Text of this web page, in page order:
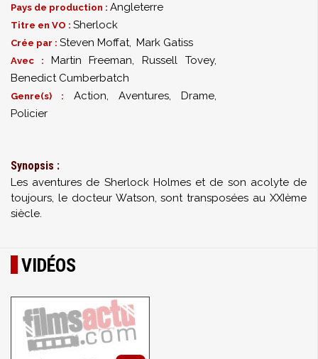
Pays de production : Angleterre
Titre en VO : Sherlock
Crée par : Steven Moffat, Mark Gatiss
Avec : Martin Freeman,Russell Tovey,
Benedict Cumberbatch
Genre(s) : Action, Aventures, Drame,
Policier
Synopsis :
Les aventures de Sherlock Holmes et de son acolyte de
toujours, le docteur Watson, sont transposées au XXIème
siècle.
VIDÉOS